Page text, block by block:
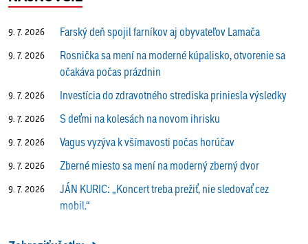
9. 7. 2026 Farský deň spojil farníkov aj obyvateľov Lamača
9. 7. 2026
Rosnička sa mení na moderné kúpalisko, otvorenie sa
očakáva počas prázdnin
9. 7. 2026 Investícia do zdravotného strediska priniesla výsledky
9. 7. 2026 S deťmi na kolesách na novom ihrisku
9. 7. 2026 Vagus vyzýva k všímavosti počas horúčav
9. 7. 2026 Zberné miesto sa mení na moderný zberný dvor
9. 7. 2026
JÁN KURIC: „Koncert treba prežiť, nie sledovať cez
mobil.“